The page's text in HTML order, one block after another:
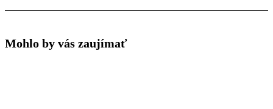
Mohlo by vás zaujímať